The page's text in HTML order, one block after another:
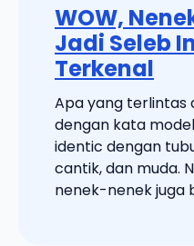
WOW,
Jadi Seleb
Terkenal
Apa yang terlintas
dengan kata
identic dengan
cantik, dan muda.
nenek-nenek juga